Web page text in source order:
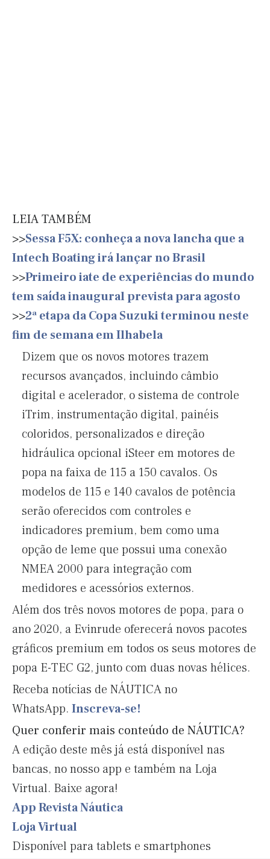
LEIA TAMBÉM
>>Sessa F5X: conheça a nova lancha que a
Intech Boating irá lançar no Brasil
>>Primeiro iate de experiências do mundo
tem saída inaugural prevista para agosto
>>2ª etapa da Copa Suzuki terminou neste
fim de semana em Ilhabela
Dizem que os novos motores trazem
recursos avançados, incluindo câmbio
digital e acelerador, o sistema de controle
iTrim, instrumentação digital, painéis
coloridos, personalizados e direção
hidráulica opcional iSteer em motores de
popa na faixa de 115 a 150 cavalos. Os
modelos de 115 e 140 cavalos de potência
serão oferecidos com controles e
indicadores premium, bem como uma
opção de leme que possui uma conexão
NMEA 2000 para integração com
medidores e acessórios externos.
Além dos três novos motores de popa, para o
ano 2020, a Evinrude oferecerá novos pacotes
gráficos premium em todos os seus motores de
popa E-TEC G2, junto com duas novas hélices.
Receba notícias de NÁUTICA no
WhatsApp. Inscreva-se!
Quer conferir mais conteúdo de NÁUTICA?
A edição deste mês já está disponível nas
bancas, no nosso app e também na Loja
Virtual. Baixe agora!
App Revista Náutica
Loja Virtual
Disponível para tablets e smartphones